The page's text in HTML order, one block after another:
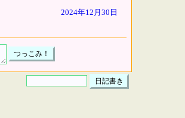
2024年12月30日